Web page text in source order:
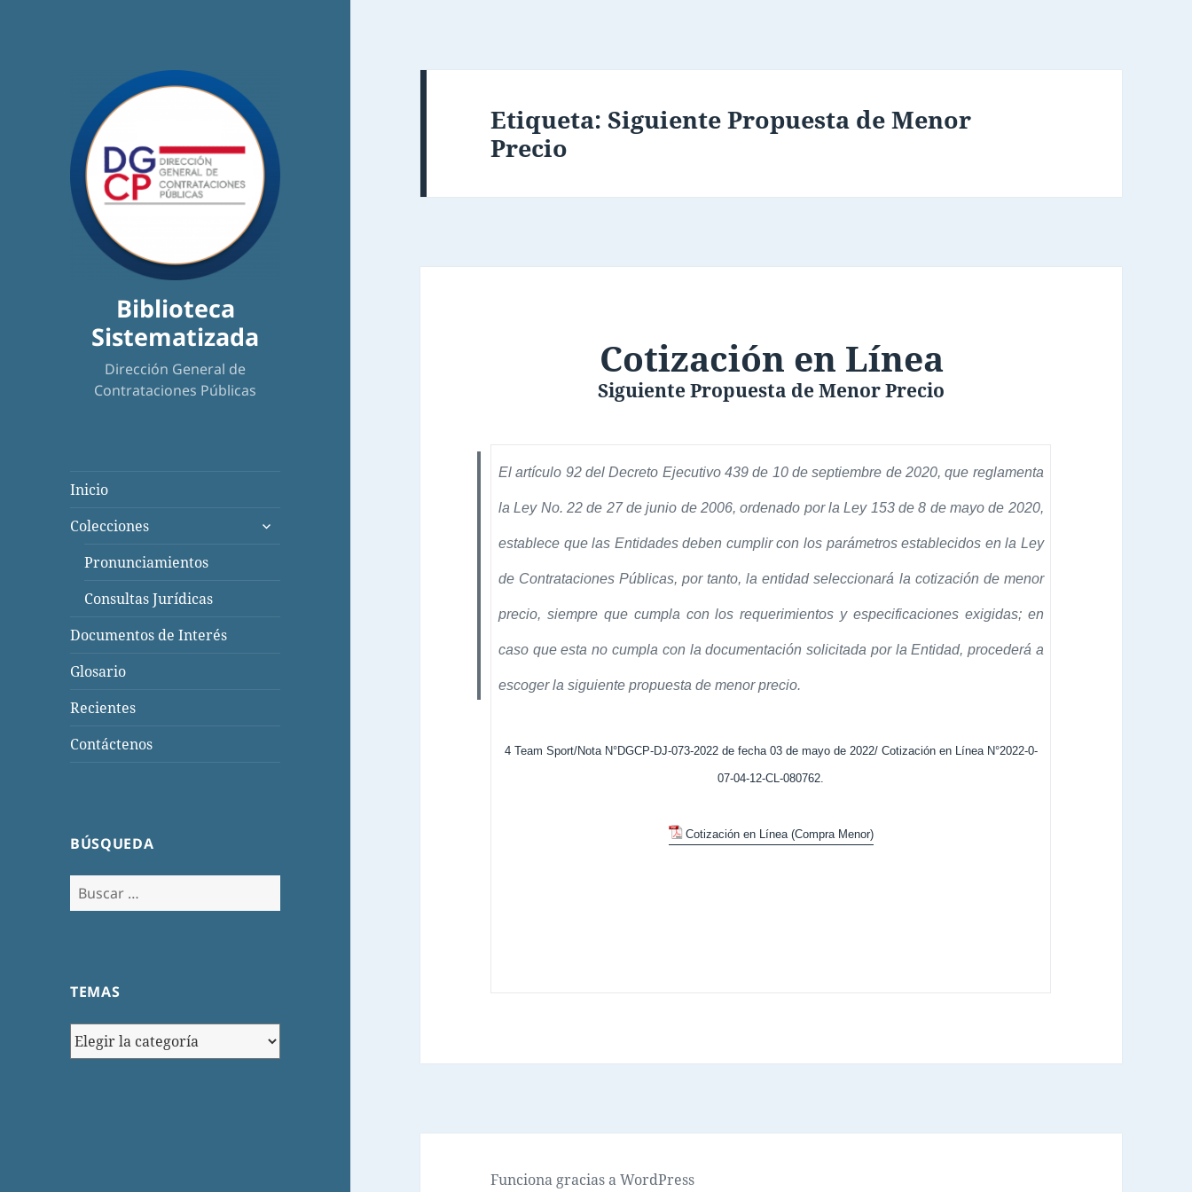
Biblioteca
Sistematizada
Dirección General de
Contrataciones Públicas
Inicio
Colecciones
expande
Pronunciamientos
Consultas Jurídicas
Documentos de Interés
Glosario
Recientes
Contáctenos
BÚSQUEDA
Buscar:
TEMAS
TEMAS
Etiqueta:Siguiente Propuesta de Menor
Precio
Cotización en Línea
Siguiente Propuesta de Menor Precio
El artículo 92 del Decreto Ejecutivo 439 de 10 de septiembre de 2020, que reglamenta
la Ley No. 22 de 27 de junio de 2006, ordenado por la Ley 153 de 8 de mayo de 2020,
establece que las Entidades deben cumplir con los parámetros establecidos en la Ley
de Contrataciones Públicas, por tanto, la entidad seleccionará la cotización de menor
precio, siempre que cumpla con los requerimientos y especificaciones exigidas; en
caso que esta no cumpla con la documentación solicitada por la Entidad, procederá a
escoger la siguiente propuesta de menor precio.
4 Team Sport/Nota N°DGCP-DJ-073-2022 de fecha 03 de mayo de 2022/ Cotización en Línea N°2022-0-
07-04-12-CL-080762.
Cotización en Línea (Compra Menor)
Funciona gracias a WordPress